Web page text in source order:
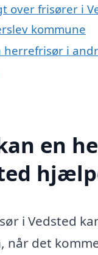
over frisører i
kommune
herrefrisør i
en
i Vedsted
når det